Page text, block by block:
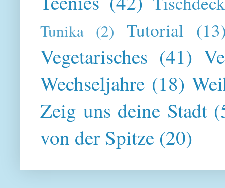
Tunika (2) Tutorial
Vegetarisches (41)
Wechseljahre (18)
Zeig uns deine Stadt
von der Spitze (20)